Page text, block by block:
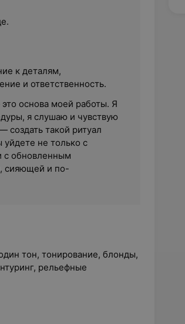
к деталям,
и ответственность.
основа моей работы. Я
я слушаю и чувствую
создать такой ритуал
уйдете не только с
с обновленным
сияющей и по-
тон, тонирование, блонды,
рельефные